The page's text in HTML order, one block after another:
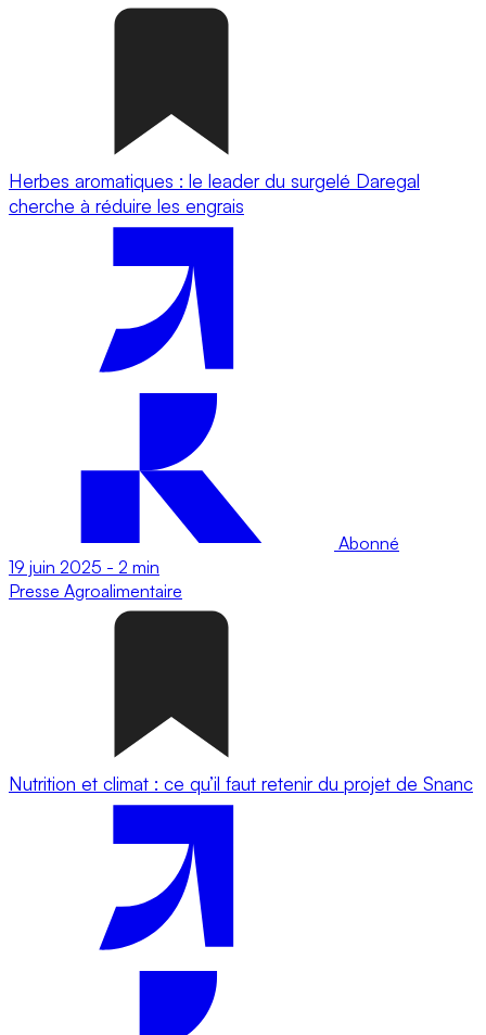
Herbes aromatiques : le leader du surgelé Daregal
cherche à réduire les engrais
Abonné
19 juin 2025 - 2 min
Presse Agroalimentaire
Nutrition et climat : ce qu’il faut retenir du projet de Snanc